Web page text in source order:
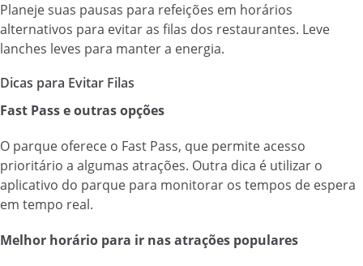
Planeje suas pausas para refeições em horários
alternativos para evitar as filas dos restaurantes. Leve
lanches leves para manter a energia.
Dicas para Evitar Filas
Fast Pass e outras opções
O parque oferece o Fast Pass, que permite acesso
prioritário a algumas atrações. Outra dica é utilizar o
aplicativo do parque para monitorar os tempos de espera
em tempo real.
Melhor horário para ir nas atrações populares